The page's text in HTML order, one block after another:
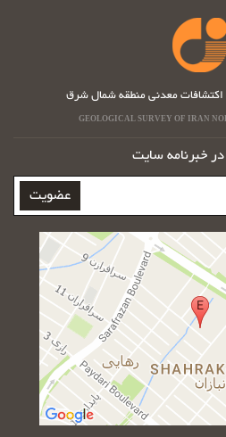
معدنی منطقه شمال شرق
GEOLOGICAL SURVEY OF IRAN
خبرنامه سایت
عضویت